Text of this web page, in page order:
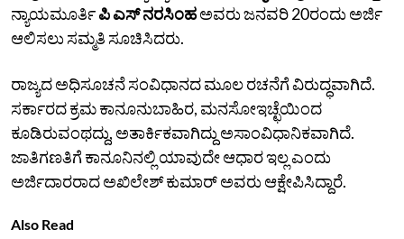
ನ್ಯಾಯಮೂರ್ತಿಪಿ ಎಸ್ ನರಸಿಂಹಅವರು ಜನವರಿ 20ರಂದು ಅರ್ಜಿ
ಆಲಿಸಲು ಸಮ್ಮತಿ ಸೂಚಿಸಿದರು.
ರಾಜ್ಯದ ಅಧಿಸೂಚನೆ ಸಂವಿಧಾನದ ಮೂಲ ರಚನೆಗೆ ವಿರುದ್ಧವಾಗಿದೆ.
ಸರ್ಕಾರದ ಕ್ರಮ ಕಾನೂನುಬಾಹಿರ, ಮನಸೋಇಚ್ಛೆಯಿಂದ
ಕೂಡಿರುವಂಥದ್ದು, ಅತಾರ್ಕಿಕವಾಗಿದ್ದು ಅಸಾಂವಿಧಾನಿಕವಾಗಿದೆ.
ಜಾತಿಗಣತಿಗೆ ಕಾನೂನಿನಲ್ಲಿ ಯಾವುದೇ ಆಧಾರ ಇಲ್ಲ ಎಂದು
ಅರ್ಜಿದಾರರಾದ ಅಖಿಲೇಶ್ ಕುಮಾರ್ ಅವರು ಆಕ್ಷೇಪಿಸಿದ್ದಾರೆ.
Also Read